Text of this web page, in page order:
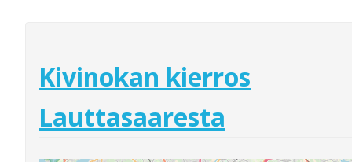
Kivinokan kierros
Lauttasaaresta